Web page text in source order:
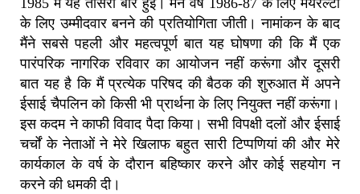
1985 में यह तीसरी बार हुई। मैंने वर्ष 1986-87 के लिए मेयरल्टी
के लिए उम्मीदवार बनने की प्रतियोगिता जीती। नामांकन के बाद
मैंने सबसे पहली और महत्वपूर्ण बात यह घोषणा की कि मैं एक
पारंपरिक नागरिक रविवार का आयोजन नहीं करूंगा और दूसरी
बात यह है कि मैं प्रत्येक परिषद की बैठक की शुरुआत में अपने
ईसाई चैपलिन को किसी भी प्रार्थना के लिए नियुक्त नहीं करूंगा।
इस कदम ने काफी विवाद पैदा किया। सभी विपक्षी दलों और ईसाई
चर्चों के नेताओं ने मेरे खिलाफ बहुत सारी टिप्पणियां की और मेरे
कार्यकाल के वर्ष के दौरान बहिष्कार करने और कोई सहयोग न
करने की धमकी दी।